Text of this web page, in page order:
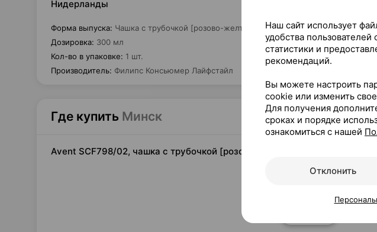
Нидерланды
Форма выпуска: Чашка с трубочкой [розово-желтая, 12 + ]
Дозировка: 300 мл
Кол-во в упаковке: 1 шт.
Производитель: Филипс Консьюмер Лайфстайл
Где купить Минск
Avent SCF798/02, чашка с трубочкой [розово-желтая, 12+], 300 мл ×1,
5
Наш сайт использует
удобства пользователей
статистики и
рекомендаций.
Вы можете настроить
cookie или изменить
Для получения
сроках и порядке
ознакомиться с нашей
Отклонить